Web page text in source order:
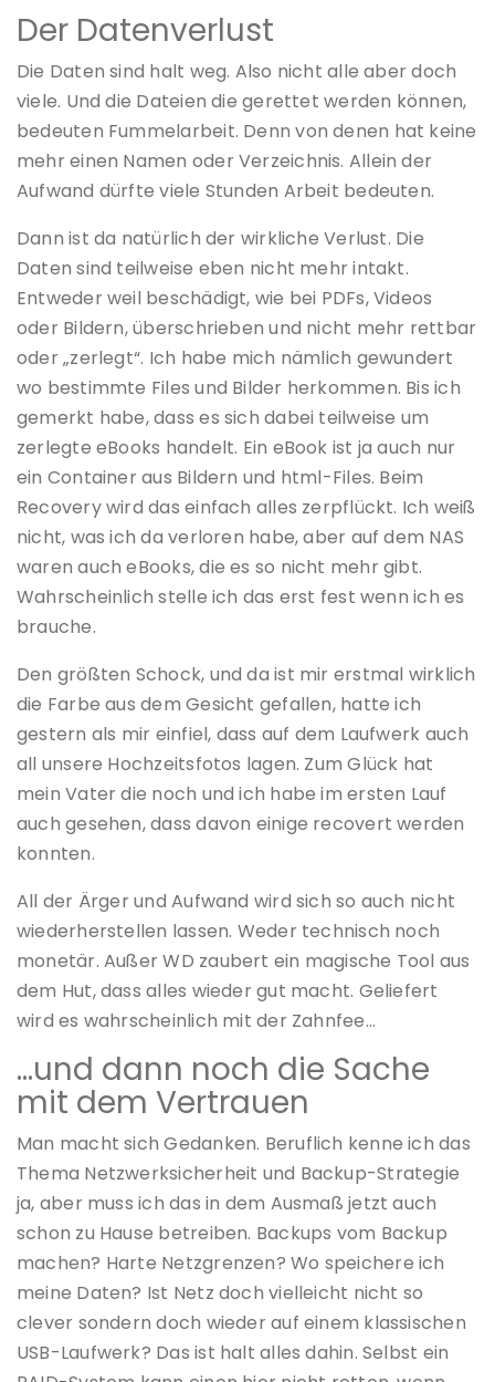
Der Datenverlust
Die Daten sind halt weg. Also nicht alle aber doch
viele. Und die Dateien die gerettet werden können,
bedeuten Fummelarbeit. Denn von denen hat keine
mehr einen Namen oder Verzeichnis. Allein der
Aufwand dürfte viele Stunden Arbeit bedeuten.
Dann ist da natürlich der wirkliche Verlust. Die
Daten sind teilweise eben nicht mehr intakt.
Entweder weil beschädigt, wie bei PDFs, Videos
oder Bildern, überschrieben und nicht mehr rettbar
oder „zerlegt“. Ich habe mich nämlich gewundert
wo bestimmte Files und Bilder herkommen. Bis ich
gemerkt habe, dass es sich dabei teilweise um
zerlegte eBooks handelt. Ein eBook ist ja auch nur
ein Container aus Bildern und html-Files. Beim
Recovery wird das einfach alles zerpflückt. Ich weiß
nicht, was ich da verloren habe, aber auf dem NAS
waren auch eBooks, die es so nicht mehr gibt.
Wahrscheinlich stelle ich das erst fest wenn ich es
brauche.
Den größten Schock, und da ist mir erstmal wirklich
die Farbe aus dem Gesicht gefallen, hatte ich
gestern als mir einfiel, dass auf dem Laufwerk auch
all unsere Hochzeitsfotos lagen. Zum Glück hat
mein Vater die noch und ich habe im ersten Lauf
auch gesehen, dass davon einige recovert werden
konnten.
All der Ärger und Aufwand wird sich so auch nicht
wiederherstellen lassen. Weder technisch noch
monetär. Außer WD zaubert ein magische Tool aus
dem Hut, dass alles wieder gut macht. Geliefert
wird es wahrscheinlich mit der Zahnfee…
…und dann noch die Sache
mit dem Vertrauen
Man macht sich Gedanken. Beruflich kenne ich das
Thema Netzwerksicherheit und Backup-Strategie
ja, aber muss ich das in dem Ausmaß jetzt auch
schon zu Hause betreiben. Backups vom Backup
machen? Harte Netzgrenzen? Wo speichere ich
meine Daten? Ist Netz doch vielleicht nicht so
clever sondern doch wieder auf einem klassischen
USB-Laufwerk? Das ist halt alles dahin. Selbst ein